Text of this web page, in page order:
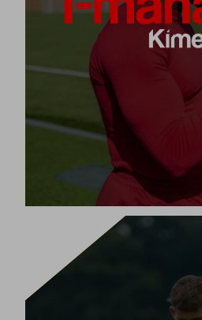
jede Spielzug
deines Teams oder aus
entwerfen, planen